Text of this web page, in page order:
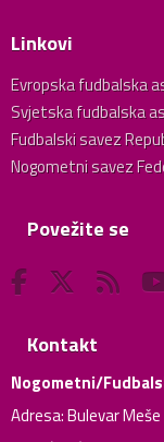
Linkovi
Evropska fudbalska
Svjetska fudbalska
Fudbalski savez
Nogometni savez
Povežite se
Kontakt
Nogometni/
Adresa: Bulevar